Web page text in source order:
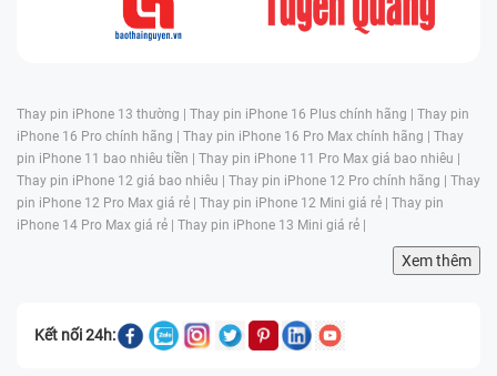
Thay pin iPhone 13 thường | Thay pin iPhone 16 Plus chính hãng | Thay pin
iPhone 16 Pro chính hãng | Thay pin iPhone 16 Pro Max chính hãng | Thay
pin iPhone 11 bao nhiêu tiền | Thay pin iPhone 11 Pro Max giá bao nhiêu |
Thay pin iPhone 12 giá bao nhiêu | Thay pin iPhone 12 Pro chính hãng | Thay
pin iPhone 12 Pro Max giá rẻ | Thay pin iPhone 12 Mini giá rẻ | Thay pin
iPhone 14 Pro Max giá rẻ | Thay pin iPhone 13 Mini giá rẻ |
Xem thêm
Kết nối 24h: